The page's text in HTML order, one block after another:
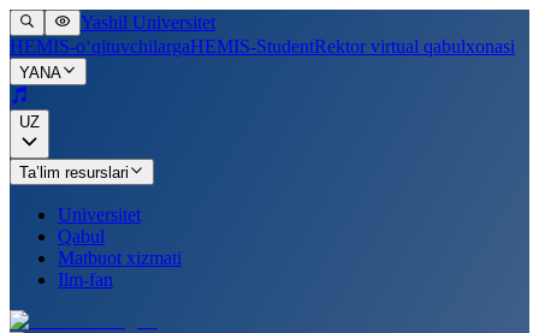
Yashil Universitet
HEMIS-o‘qituvchilargaHEMIS-StudentRektor virtual qabulxonasi
YANA
UZ
Ta’lim resurslari
Universitet
Qabul
Matbuot xizmati
Ilm-fan